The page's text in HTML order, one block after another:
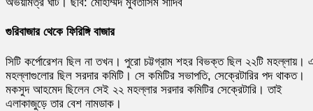
গুরিবাজার থেকে ফিরিঙ্গি বাজার
সিটি কর্পোরেশন ছিল না তখন। পুরো চট্টগ্রাম শহর বিভক্ত ছিল ২২টি মহল্লায়।
মহল্লাগুলোর ছিল সরদার কমিটি। সে কমিটির সভাপতি, সেক্রেটারির পদ থাকত।
মকসুদ আহমেদ ছিলেন সেই ২২ মহল্লার সরদার কমিটির সেক্রেটারি। তাই
এলাকাজুড়ে তার বেশ নামডাক।